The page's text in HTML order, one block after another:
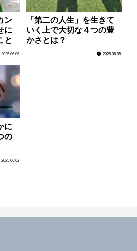
ン
に
と
2025.06.06
「第二の人生」を生きて
いく上で大切な４つの豊
かさとは？
2025.06.05
に
の
2025.06.02